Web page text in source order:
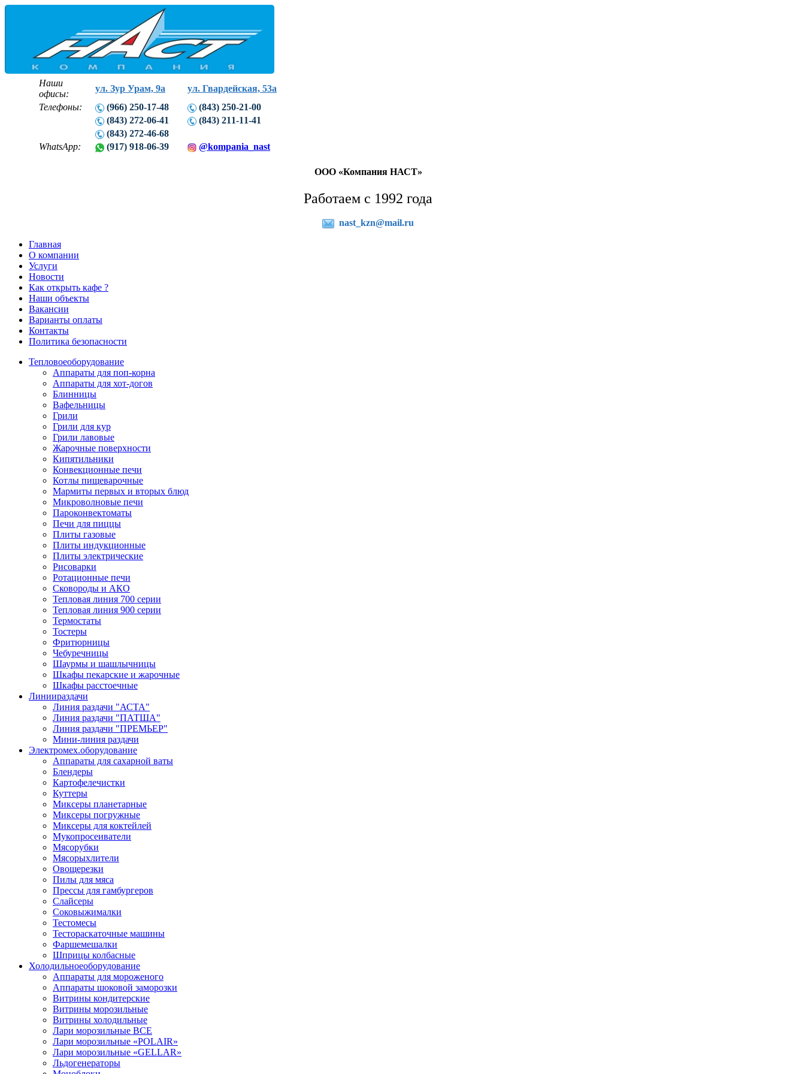
Наши
офисы:
ул. Зур Урам, 9а
ул. Гвардейская, 53а
Телефоны:
(966) 250-17-48
(843) 250-21-00
(843) 272-06-41
(843) 211-11-41
(843) 272-46-68
WhatsApp:
(917) 918-06-39 @kompania_nast
ООО «Компания НАСТ»
Работаем с 1992 года
nast_kzn@mail.ru
Главная
О компании
Услуги
Новости
Как открыть кафе ?
Наши объекты
Вакансии
Варианты оплаты
Контакты
Политика безопасности
Тепловоеоборудование
Аппараты для поп-корна
Аппараты для хот-догов
Блинницы
Вафельницы
Грили
Грили для кур
Грили лавовые
Жарочные поверхности
Кипятильники
Конвекционные печи
Котлы пищеварочные
Мармиты первых и вторых блюд
Микроволновые печи
Пароконвектоматы
Печи для пиццы
Плиты газовые
Плиты индукционные
Плиты электрические
Рисоварки
Ротационные печи
Сковороды и АКО
Тепловая линия 700 серии
Тепловая линия 900 серии
Термостаты
Тостеры
Фритюрницы
Чебуречницы
Шаурмы и шашлычницы
Шкафы пекарские и жарочные
Шкафы расстоечные
Линиираздачи
Линия раздачи "АСТА"
Линия раздачи "ПАТША"
Линия раздачи "ПРЕМЬЕР"
Мини-линия раздачи
Электромех.оборудование
Аппараты для сахарной ваты
Блендеры
Картофелечистки
Куттеры
Миксеры планетарные
Миксеры погружные
Миксеры для коктейлей
Мукопросеиватели
Мясорубки
Мясорыхлители
Овощерезки
Пилы для мяса
Прессы для гамбургеров
Слайсеры
Соковыжималки
Тестомесы
Тестораскаточные машины
Фаршемешалки
Шприцы колбасные
Холодильноеоборудование
Аппараты для мороженого
Аппараты шоковой заморозки
Витрины кондитерские
Витрины морозильные
Витрины холодильные
Лари морозильные ВСЕ
Лари морозильные «POLAIR»
Лари морозильные «GELLAR»
Льдогенераторы